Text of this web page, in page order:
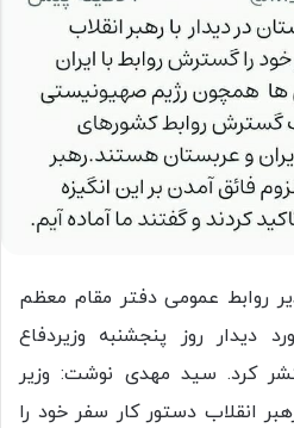
روابط عمومی دفتر مقام معظم
دیدار روز پنجشنبه وزیردفاع
کرد. سید مهدی نوشت: وزیر
انقلاب دستور کار سفر خود را